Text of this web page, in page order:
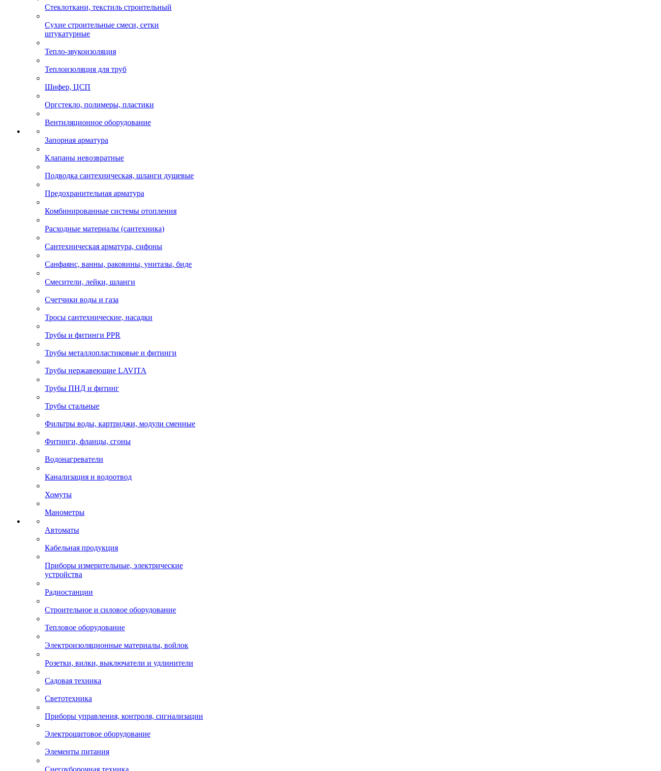
Стеклоткани, текстиль строительный
Сухие строительные смеси, сетки
штукатурные
Тепло-звукоизоляция
Теплоизоляция для труб
Шифер, ЦСП
Оргстекло, полимеры, пластики
Вентиляционное оборудование
Запорная арматура
Клапаны невозвратные
Подводка сантехническая, шланги душевые
Предохранительная арматура
Комбинированные системы отопления
Расходные материалы (сантехника)
Сантехническая арматура, сифоны
Санфаянс, ванны, раковины, унитазы, биде
Смесители, лейки, шланги
Счетчики воды и газа
Тросы сантехнические, насадки
Трубы и фитинги PPR
Трубы металлопластиковые и фитинги
Трубы нержавеющие LAVITA
Трубы ПНД и фитинг
Трубы стальные
Фильтры воды, картриджи, модули сменные
Фитинги, фланцы, сгоны
Водонагреватели
Канализация и водоотвод
Хомуты
Манометры
Автоматы
Кабельная продукция
Приборы измерительные, электрические
устройства
Радиостанции
Строительное и силовое оборудование
Тепловое оборудование
Электроизоляционные материалы, войлок
Розетки, вилки, выключатели и удлинители
Садовая техника
Светотехника
Приборы управления, контроля, сигнализации
Электрощитовое оборудование
Элементы питания
Снегоуборочная техника